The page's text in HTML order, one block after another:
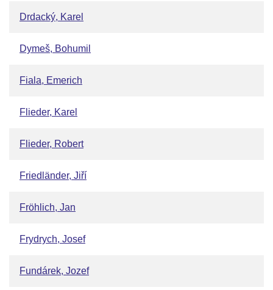
Drdacký, Karel
Dymeš, Bohumil
Fiala, Emerich
Flieder, Karel
Flieder, Robert
Friedländer, Jiří
Fröhlich, Jan
Frydrych, Josef
Fundárek, Jozef